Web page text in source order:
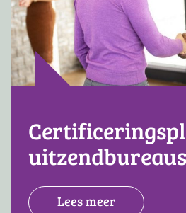
uitzendbureaus
Lees meer